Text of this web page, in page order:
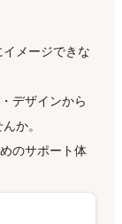
メージできな
デザインから
か。
のサポート体